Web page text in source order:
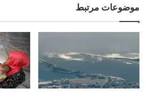
موضوعات مرتبط